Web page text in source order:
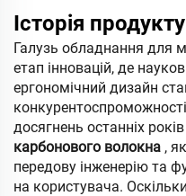
Історія продукту
Галузь обладнання для
етап інновацій, де
ергономічний дизайн
досягнень останніх
карбонового волокна ,
передову інженерію та
на користувача.